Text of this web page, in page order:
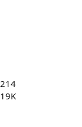
214
19K